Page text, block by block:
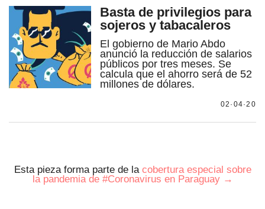
por formato
scrolls
timeline
chequeo
acerca
blog
Basta de privilegios para
sojeros y tabacaleros
El gobierno de Mario Abdo
anunció la reducción de salarios
públicos por tres meses. Se
calcula que el ahorro será de 52
millones de dólares.
02·04·20
Esta pieza forma parte de la cobertura especial sobre
la pandemia de #Coronavirus en Paraguay →